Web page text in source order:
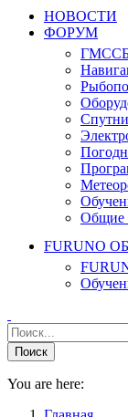
НОВОСТИ
ФОРУМ
Общие
FURUNO
You are here: